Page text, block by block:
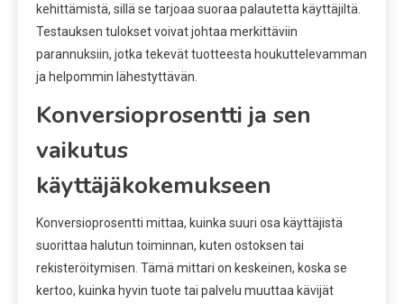
kehittämistä, sillä se tarjoaa suoraa palautetta käyttäjiltä.
Testauksen tulokset voivat johtaa merkittäviin
parannuksiin, jotka tekevät tuotteesta houkuttelevamman
ja helpommin lähestyttävän.
Konversioprosentti ja sen
vaikutus
käyttäjäkokemukseen
Konversioprosentti mittaa, kuinka suuri osa käyttäjistä
suorittaa halutun toiminnan, kuten ostoksen tai
rekisteröitymisen. Tämä mittari on keskeinen, koska se
kertoo, kuinka hyvin tuote tai palvelu muuttaa kävijät